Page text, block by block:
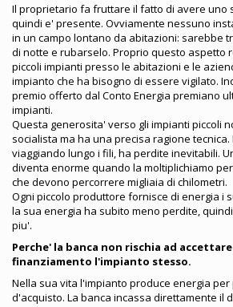
Il proprietario fa fruttare il fatto di avere uno
quindi e' presente. Ovviamente nessuno
in un campo lontano da abitazioni: sarebbe
di notte e rubarselo. Proprio questo aspetto
piccoli impianti presso le abitazioni e le
impianto che ha bisogno di essere vigilato.
premio offerto dal Conto Energia premiano
impianti.
Questa generosita' verso gli impianti piccoli
socialista ma ha una precisa ragione tecnica.
viaggiando lungo i fili, ha perdite inevitabili.
diventa enorme quando la moltiplichiamo
che devono percorrere migliaia di chilometri.
Ogni piccolo produttore fornisce di energia i
la sua energia ha subito meno perdite,
piu'.
Perche' la banca non rischia ad
finanziamento l'impianto stesso.
Nella sua vita l'impianto produce energia
d'acquisto. La banca incassa direttamente il